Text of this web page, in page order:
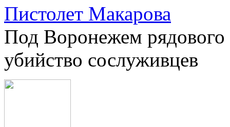
Пистолет Макарова
Под Воронежем рядового
убийство сослуживцев